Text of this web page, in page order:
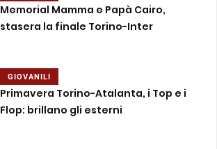
Memorial Mamma e Papà Cairo,
stasera la finale Torino-Inter
GIOVANILI
Primavera Torino-Atalanta, i Top e i
Flop: brillano gli esterni